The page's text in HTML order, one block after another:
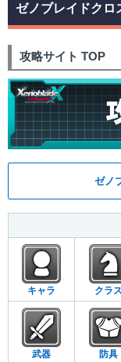
ゼノブレイドクロ
攻略サイト TOP
ゼノ
キャラ クラス
武器 防具